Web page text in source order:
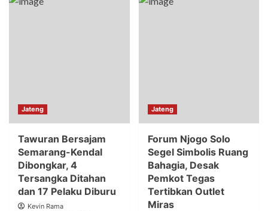
Jateng
Tawuran Bersajam
Semarang-Kendal
Dibongkar, 4
Tersangka Ditahan
dan 17 Pelaku Diburu
Kevin Rama
Jateng
Forum Njogo Solo
Segel Simbolis Ruang
Bahagia, Desak
Pemkot Tegas
Tertibkan Outlet
Miras